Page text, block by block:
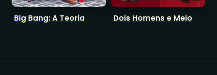
Big Bang: A Teoria Dois Homens e Meio